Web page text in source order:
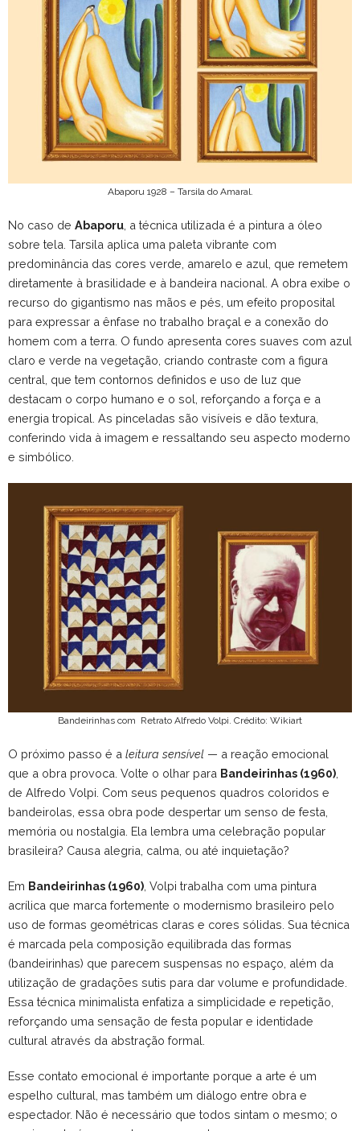
Abaporu 1928 – Tarsila do Amaral.
No caso de Abaporu , a técnica utilizada é a pintura a óleo
sobre tela. Tarsila aplica uma paleta vibrante com
predominância das cores verde, amarelo e azul, que remetem
diretamente à brasilidade e à bandeira nacional. A obra exibe o
recurso do gigantismo nas mãos e pés, um efeito proposital
para expressar a ênfase no trabalho braçal e a conexão do
homem com a terra. O fundo apresenta cores suaves com azul
claro e verde na vegetação, criando contraste com a figura
central, que tem contornos definidos e uso de luz que
destacam o corpo humano e o sol, reforçando a força e a
energia tropical. As pinceladas são visíveis e dão textura,
conferindo vida à imagem e ressaltando seu aspecto moderno
e simbólico.
Bandeirinhas com Retrato Alfredo Volpi. Crédito: Wikiart
O próximo passo é a leitura sensível — a reação emocional
que a obra provoca. Volte o olhar para Bandeirinhas (1960)
de Alfredo Volpi. Com seus pequenos quadros coloridos e
bandeirolas, essa obra pode despertar um senso de festa,
memória ou nostalgia. Ela lembra uma celebração popular
brasileira? Causa alegria, calma, ou até inquietação?
Em Bandeirinhas (1960) , Volpi trabalha com uma pintura
acrílica que marca fortemente o modernismo brasileiro pelo
uso de formas geométricas claras e cores sólidas. Sua técnica
é marcada pela composição equilibrada das formas
(bandeirinhas) que parecem suspensas no espaço, além da
utilização de gradações sutis para dar volume e profundidade.
Essa técnica minimalista enfatiza a simplicidade e repetição,
reforçando uma sensação de festa popular e identidade
cultural através da abstração formal.
Esse contato emocional é importante porque a arte é um
espelho cultural, mas também um diálogo entre obra e
espectador. Não é necessário que todos sintam o mesmo; o